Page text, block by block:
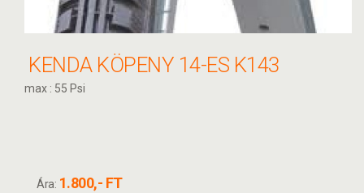
KENDA KÖPENY 14-ES K143
max : 55 Psi
Ára: 1.800,- FT